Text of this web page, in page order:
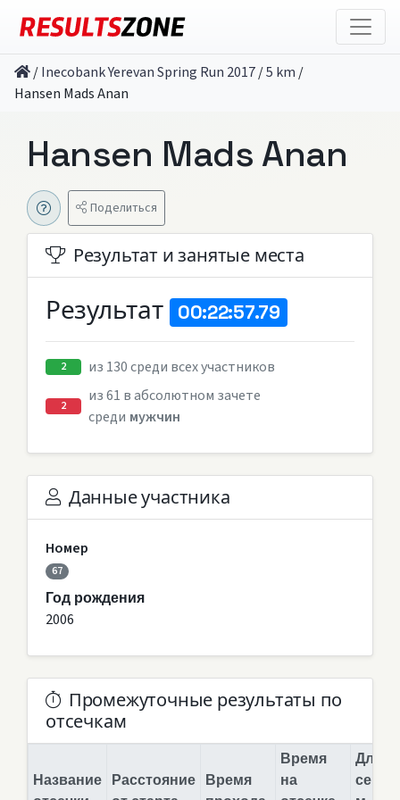
/Inecobank Yerevan Spring Run 2017/5 km /
Hansen Mads Anan
Hansen Mads Anan
Поделиться
Результат и занятые места
Результат 00:22:57.79
2 из 130 среди всех участников
2
из 61 в абсолютном зачете
среди мужчин
Данные участника
Номер
67
Год рождения
2006
Промежуточные результаты по
отсечкам
Название
Расстояние
Время
Время
на
Длина